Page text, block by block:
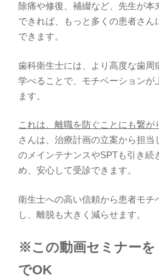
除痛や修復、補綴など、先生が本
できれば、もっと多くの患者さん
できます。
歯科衛生士には、より高度な歯周
学べることで、モチベーションが
ます。
これは、離職を防ぐことにも繋が
さんは、治療計画の立案から担当
のメインテナンスやSPTも引き続
め、安心して受診できます。
衛生士への高い信頼から患者モチ
し、離脱も大きく減らせます。
※この動画セミナーを
でOK